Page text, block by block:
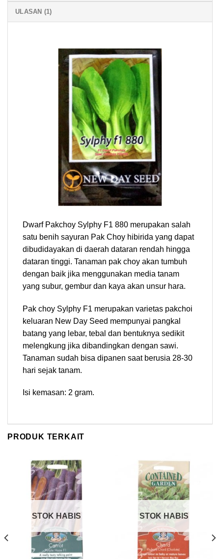
ULASAN (1)
Dwarf Pakchoy Sylphy F1 880 merupakan salah
satu benih sayuran Pak Choy hibirida yang dapat
dibudidayakan di daerah dataran rendah hingga
dataran tinggi. Tanaman pak choy akan tumbuh
dengan baik jika menggunakan media tanam
yang subur, gembur dan kaya akan unsur hara.
Pak choy Sylphy F1 merupakan varietas pakchoi
keluaran New Day Seed mempunyai pangkal
batang yang lebar, tebal dan bentuknya sedikit
melengkung jika dibandingkan dengan sawi.
Tanaman sudah bisa dipanen saat berusia 28-30
hari sejak tanam.
Isi kemasan: 2 gram.
PRODUK TERKAIT
STOK HABIS STOK HABIS